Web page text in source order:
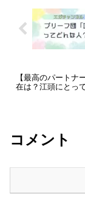
【最高のパートナ
在は？江頭にとっ
コメント